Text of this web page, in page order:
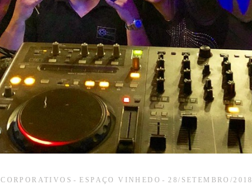
CORPORATIVOS ESPAÇO VINHEDO 28/SETEMBRO/2018